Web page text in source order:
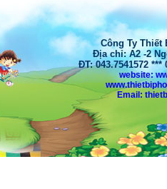
Công Ty Thiết
Địa chỉ: A2 -2
ĐT: 043.7541572 ***
website:
Email: